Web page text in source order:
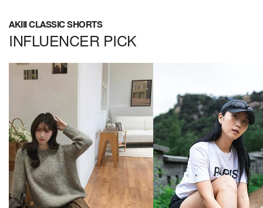
AKIII CLASSIC SHORTS
INFLUENCER PICK